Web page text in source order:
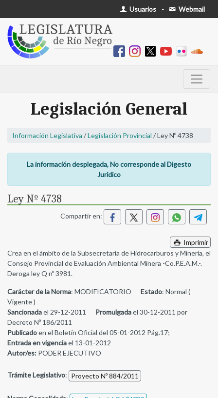
Usuarios - Webmail
Legislación General
Información Legislativa /Legislación Provincial / Ley Nº 4738
La información desplegada, No corresponde al Digesto
Jurídico
Ley Nº 4738
Compartir en:
Imprimir
Crea en el ámbito de la Subsecretaría de Hidrocarburos y Minería, el
Consejo Provincial de Evaluación Ambiental Minera -Co.P.E.A.M.-.
Deroga ley Q nº 3981.
Carácter de la Norma: MODIFICATORIO Estado: Normal (
Vigente )
Sancionadael 29-12-2011 Promulgadael 30-12-2011 por
Decreto Nº 186/2011
Publicadoen el Boletín Oficial del 05-01-2012 Pág.17;
Entrada en vigenciael 13-01-2012
Autor/es: PODER EJECUTIVO
Trámite Legislativo: Proyecto Nº 884/2011